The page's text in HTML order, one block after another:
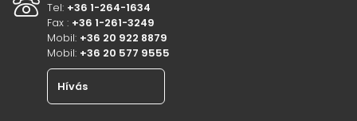
Tel: +36 1-264-1634
Fax : +36 1-261-3249
Mobil: +36 20 922 8879
Mobil: +36 20 577 9555
Hívás